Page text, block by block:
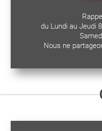
du Lundi au Jeudi
Nous ne